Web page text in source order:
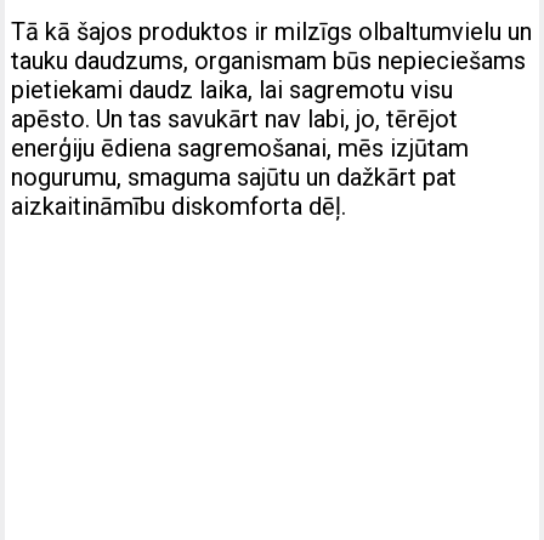
Tā kā šajos produktos ir milzīgs olbaltumvielu un
tauku daudzums, organismam būs nepieciešams
pietiekami daudz laika, lai sagremotu visu
apēsto. Un tas savukārt nav labi, jo, tērējot
enerģiju ēdiena sagremošanai, mēs izjūtam
nogurumu, smaguma sajūtu un dažkārt pat
aizkaitināmību diskomforta dēļ.